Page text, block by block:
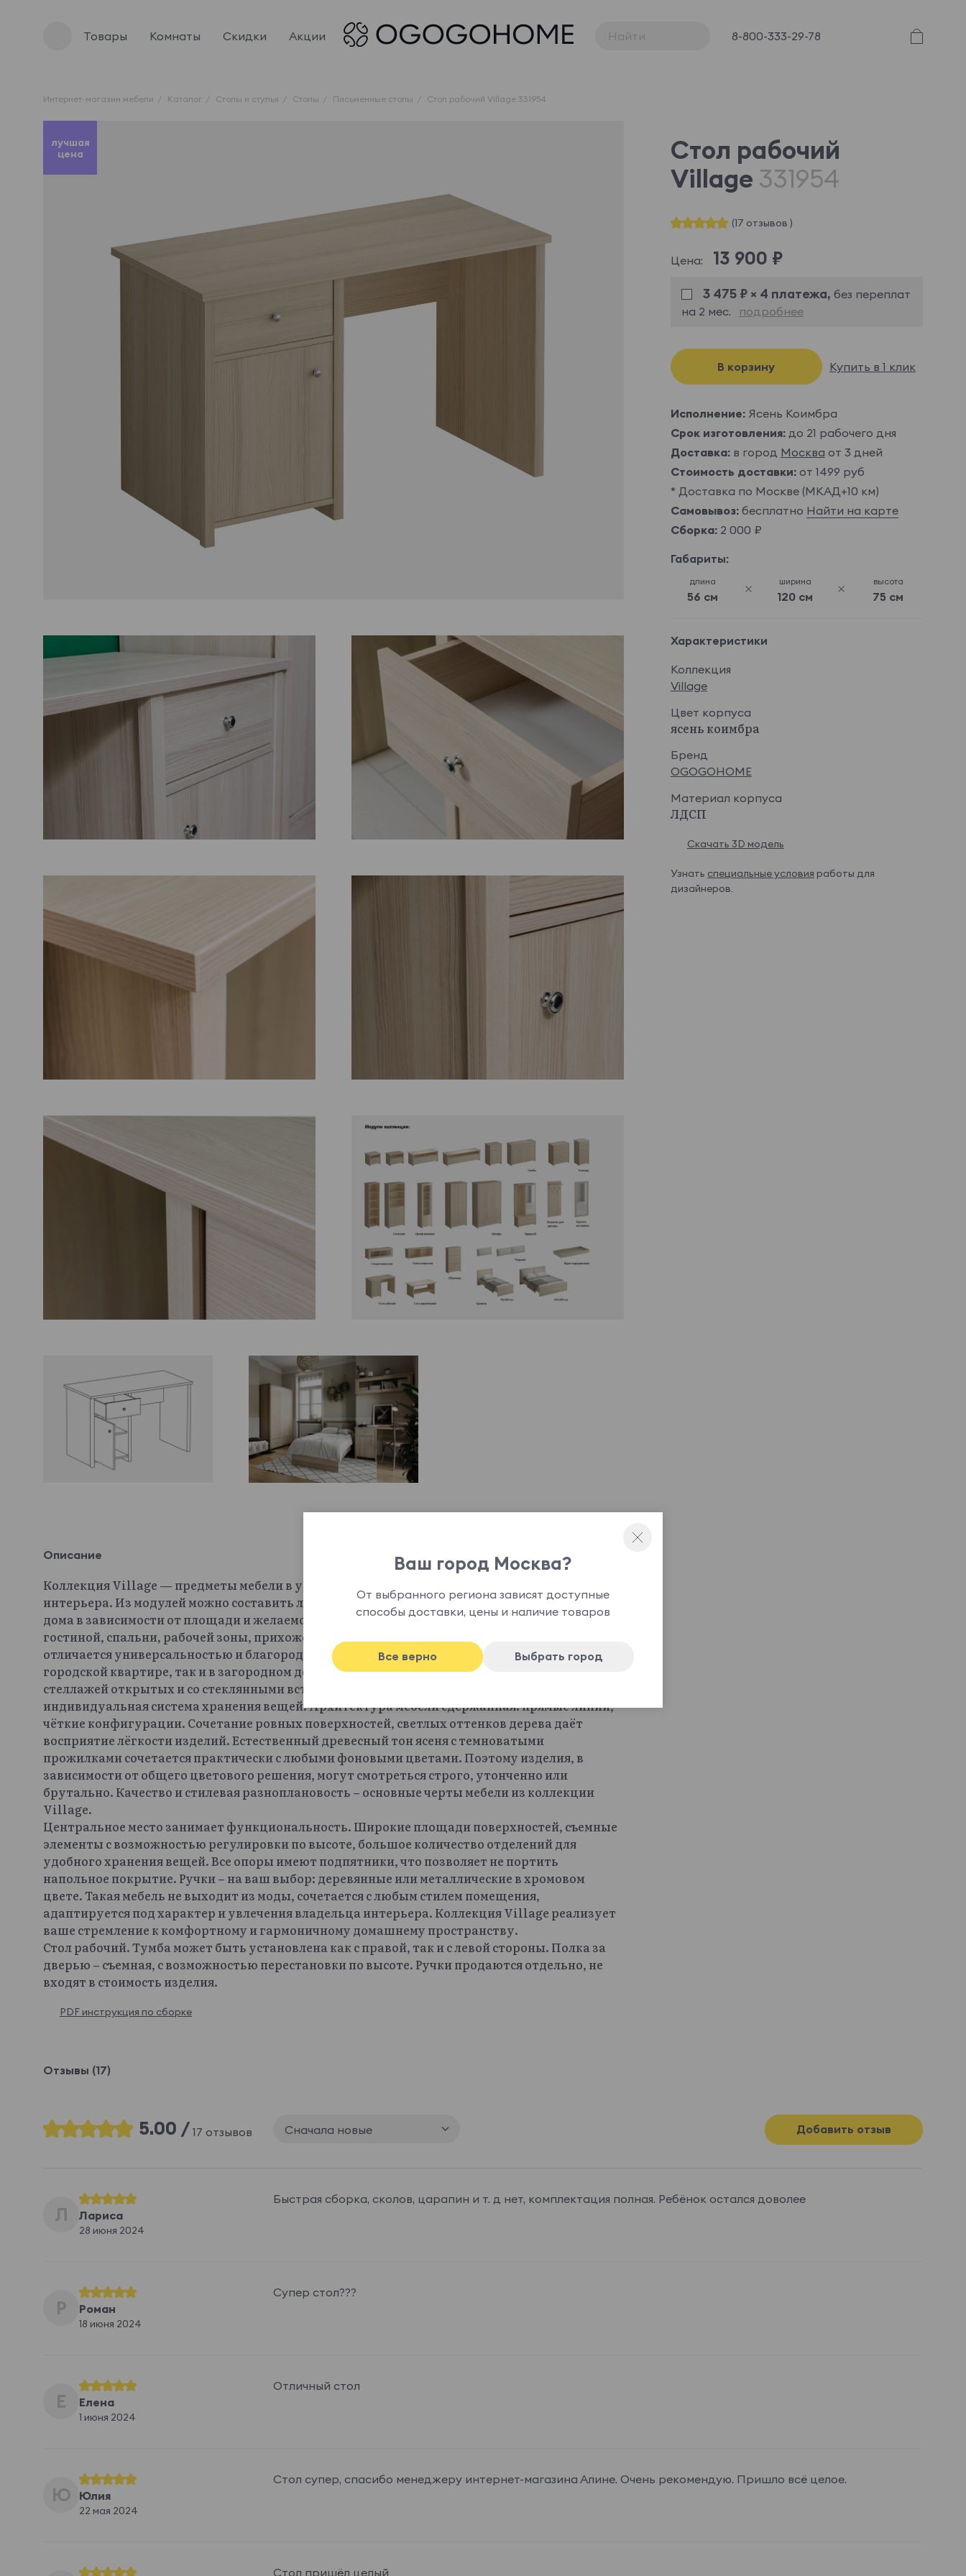
Товары Комнаты Скидки Акции 8-800-333-29-78
Интернет-магазин мебели Каталог Столы и стулья Столы Письменные столы Стол рабочий Village 331954
лучшая
цена
Стол рабочий
Village 331954
(17 отзывов )
Цена: 13 900 ₽
3 475 ₽ × 4 платежа, без переплат
на 2 мес.
подробнее
В корзину Купить в 1 клик
Исполнение:Ясень Коимбра
Срок изготовления:до 21 рабочего дня
Доставка:в город Москва от 3 дней
Стоимость доставки:от 1499 руб
* Доставка по Москве (МКАД+10 км)
Самовывоз:бесплатно Найти на карте
Сборка:2 000 ₽
Габариты:
длина
56 см
ширина
120 см
высота
75 см
Характеристики
Коллекция
Village
Цвет корпуса
ясень коимбра
Бренд
OGOGOHOME
Материал корпуса
ЛДСП
Скачать 3D модель
Узнать специальные условия работы для
дизайнеров.
Описание
Коллекция Village — предметы мебели в универсальном стиле для современного и уютного
интерьера. Из модулей можно составить любую комбинацию для комфортного обустройства
дома в зависимости от площади и желаемого функционала. Композиции подойдут для
гостиной, спальни, рабочей зоны, прихожей, детской и молодежной комнаты. Коллекция
отличается универсальностью и благородной простотой. Мебель отлично смотрится как в
городской квартире, так и в загородном доме. Из шкафов различных конструкций, тумб,
стеллажей открытых и со стеклянными вставками, комодов, навесных модулей собирается
индивидуальная система хранения вещей. Архитектура мебели сдержанная: прямые линии,
чёткие конфигурации. Сочетание ровных поверхностей, светлых оттенков дерева даёт
восприятие лёгкости изделий. Естественный древесный тон ясеня с темноватыми
прожилками сочетается практически с любыми фоновыми цветами. Поэтому изделия, в
зависимости от общего цветового решения, могут смотреться строго, утонченно или
брутально. Качество и стилевая разноплановость – основные черты мебели из коллекции
Village.
Центральное место занимает функциональность. Широкие площади поверхностей, съемные
элементы с возможностью регулировки по высоте, большое количество отделений для
удобного хранения вещей. Все опоры имеют подпятники, что позволяет не портить
напольное покрытие. Ручки – на ваш выбор: деревянные или металлические в хромовом
цвете. Такая мебель не выходит из моды, сочетается с любым стилем помещения,
адаптируется под характер и увлечения владельца интерьера. Коллекция Village реализует
ваше стремление к комфортному и гармоничному домашнему пространству.
Стол рабочий. Тумба может быть установлена как с правой, так и с левой стороны. Полка за
дверью – съемная, с возможностью перестановки по высоте. Ручки продаются отдельно, не
входят в стоимость изделия.
PDF инструкция по сборке
Отзывы (17)
5.00 / 17 отзывов Сначала новые Добавить отзыв
Л Лариса
28 июня 2024
Быстрая сборка, сколов, царапин и т. д нет, комплектация полная. Ребëнок остался доволее
Р Роман
18 июня 2024
Супер стол???
Е Елена
1 июня 2024
Отличный стол
Ю Юлия
22 мая 2024
Стол супер, спасибо менеджеру интернет-магазина Алине. Очень рекомендую. Пришло всë целое.
Стол пришёл целый
Ваш город Москва?
От выбранного региона зависят доступные
способы доставки, цены и наличие товаров
Все верно Выбрать город